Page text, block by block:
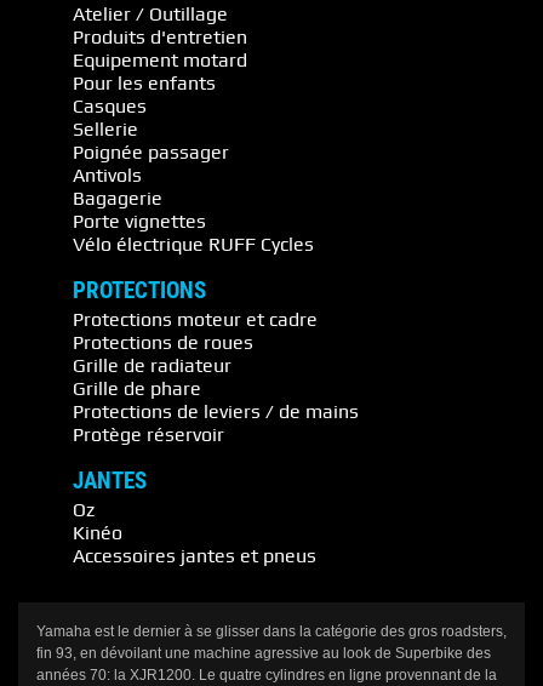
Atelier / Outillage
Produits d'entretien
Equipement motard
Pour les enfants
Casques
Sellerie
Poignée passager
Antivols
Bagagerie
Porte vignettes
Vélo électrique RUFF Cycles
PROTECTIONS
Protections moteur et cadre
Protections de roues
Grille de radiateur
Grille de phare
Protections de leviers / de mains
Protège réservoir
JANTES
Oz
Kinéo
Accessoires jantes et pneus
Yamaha est le dernier à se glisser dans la catégorie des gros roadsters,
fin 93, en dévoilant une machine agressive au look de Superbike des
années 70: la XJR1200. Le quatre cylindres en ligne provennant de la